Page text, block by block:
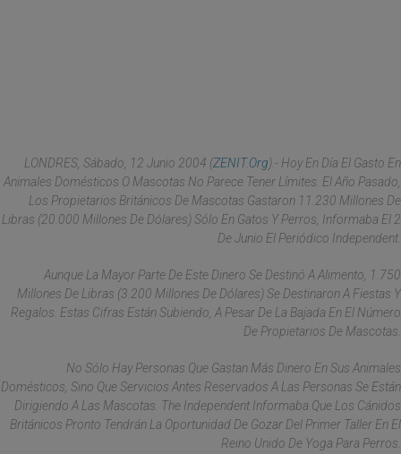
LONDRES, Sábado, 12 Junio 2004 (ZENIT.org).- Hoy En Día El Gasto En
Animales Domésticos O Mascotas No Parece Tener Límites. El Año Pasado,
Los Propietarios Británicos De Mascotas Gastaron 11.230 Millones De
Libras (20.000 Millones De Dólares) Sólo En Gatos Y Perros, Informaba El 2
De Junio El Periódico Independent.
Aunque La Mayor Parte De Este Dinero Se Destinó A Alimento, 1.750
Millones De Libras (3.200 Millones De Dólares) Se Destinaron A Fiestas Y
Regalos. Estas Cifras Están Subiendo, A Pesar De La Bajada En El Número
De Propietarios De Mascotas.
No Sólo Hay Personas Que Gastan Más Dinero En Sus Animales
Domésticos, Sino Que Servicios Antes Reservados A Las Personas Se Están
Dirigiendo A Las Mascotas. The Independent Informaba Que Los Cánidos
Británicos Pronto Tendrán La Oportunidad De Gozar Del Primer Taller En El
Reino Unido De Yoga Para Perros.